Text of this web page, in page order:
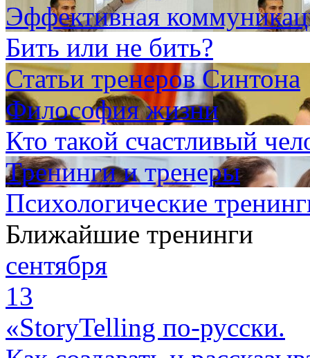
Эффективная
Бить или не бить?
Статьи тренеров Синтона
Философия жизни
Кто такой счастливый
Тренинги и тренеры
Психологические
Ближайшие тренинги
сентября
13
«StoryTelling по-русски.